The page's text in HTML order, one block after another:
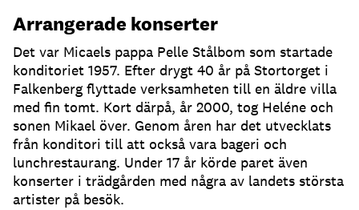
Arrangerade konserter
Det var Micaels pappa Pelle Stålbom som startade
konditoriet 1957. Efter drygt 40 år på Stortorget i
Falkenberg flyttade verksamheten till en äldre villa
med fin tomt. Kort därpå, år 2000, tog Heléne och
sonen Mikael över. Genom åren har det utvecklats
från konditori till att också vara bageri och
lunchrestaurang. Under 17 år körde paret även
konserter i trädgården med några av landets största
artister på besök.